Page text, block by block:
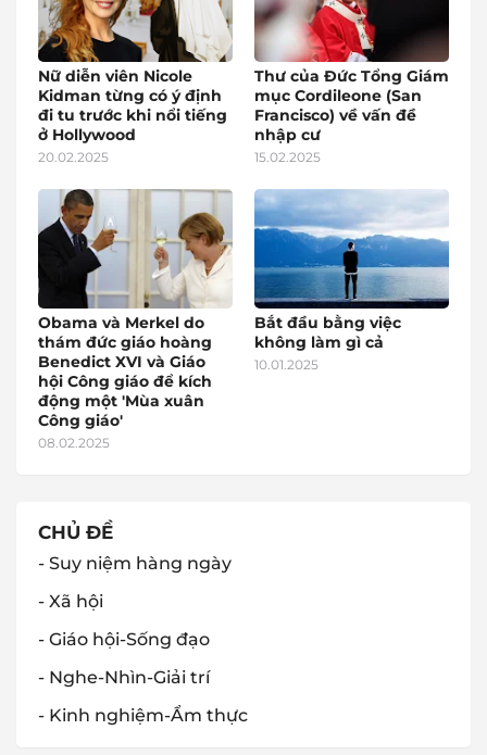
Nữ diễn viên Nicole
Kidman từng có ý định
đi tu trước khi nổi tiếng
ở Hollywood
20.02.2025
Thư của Đức Tổng Giám
mục Cordileone (San
Francisco) về vấn đề
nhập cư
15.02.2025
Obama và Merkel do
thám đức giáo hoàng
Benedict XVI và Giáo
hội Công giáo để kích
động một 'Mùa xuân
Công giáo'
08.02.2025
Bắt đầu bằng việc
không làm gì cả
10.01.2025
CHỦ ĐỀ
- Suy niệm hàng ngày
- Xã hội
- Giáo hội-Sống đạo
- Nghe-Nhìn-Giải trí
- Kinh nghiệm-Ẩm thực